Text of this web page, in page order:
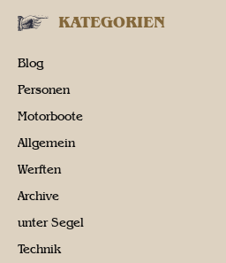
KATEGORIEN
Blog
Personen
Motorboote
Allgemein
Werften
Archive
unter Segel
Technik